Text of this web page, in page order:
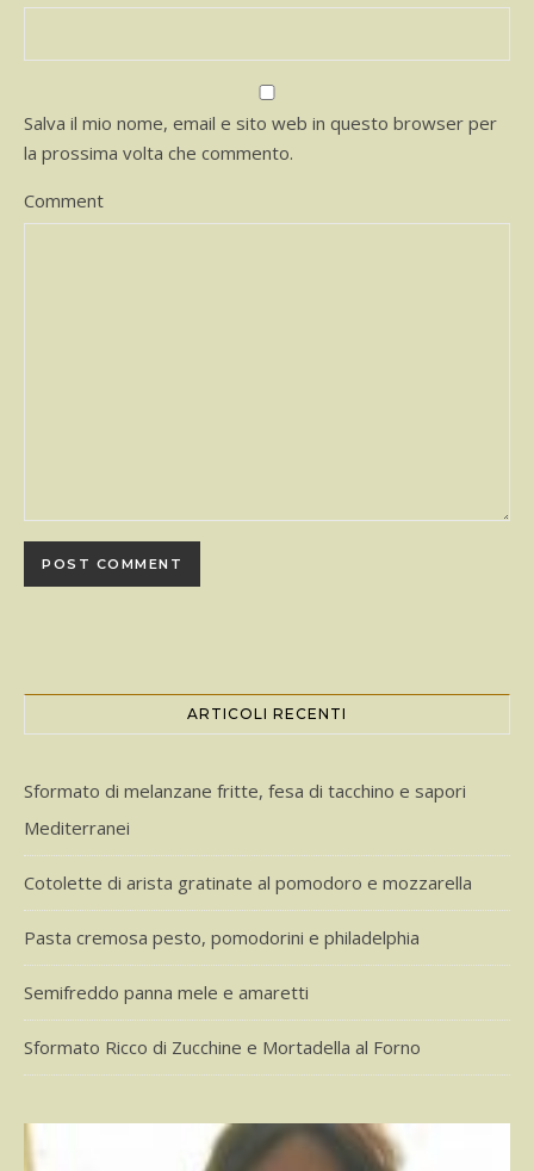
Salva il mio nome, email e sito web in questo browser per
la prossima volta che commento.
Comment
ARTICOLI RECENTI
Sformato di melanzane fritte, fesa di tacchino e sapori
Mediterranei
Cotolette di arista gratinate al pomodoro e mozzarella
Pasta cremosa pesto, pomodorini e philadelphia
Semifreddo panna mele e amaretti
Sformato Ricco di Zucchine e Mortadella al Forno